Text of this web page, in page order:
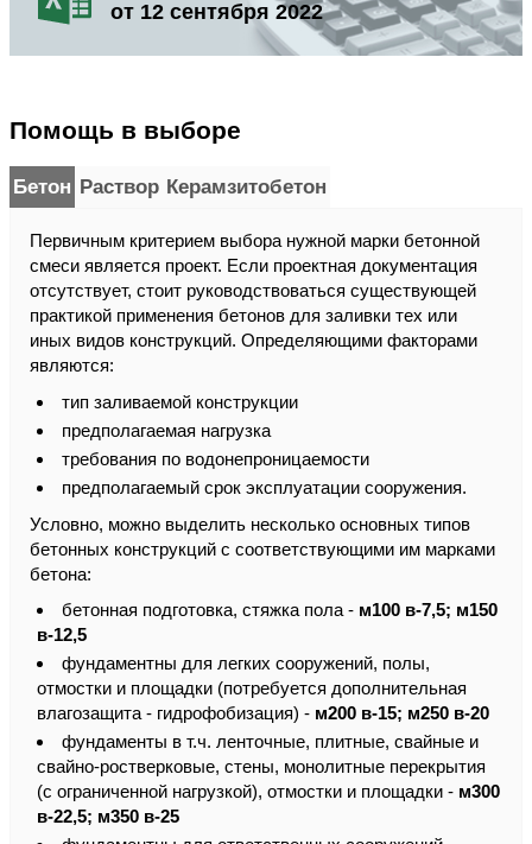
от 12 сентября 2022
Помощь в выборе
Бетон Раствор Керамзитобетон
Первичным критерием выбора нужной марки бетонной
смеси является проект. Если проектная документация
отсутствует, стоит руководствоваться существующей
практикой применения бетонов для заливки тех или
иных видов конструкций. Определяющими факторами
являются:
тип заливаемой конструкции
предполагаемая нагрузка
требования по водонепроницаемости
предполагаемый срок эксплуатации сооружения.
Условно, можно выделить несколько основных типов
бетонных конструкций с соответствующими им марками
бетона:
бетонная подготовка, стяжка пола - м100 в-7,5; м150
в-12,5
фундаментны для легких сооружений, полы,
отмостки и площадки (потребуется дополнительная
влагозащита - гидрофобизация) - м200 в-15; м250 в-20
фундаменты в т.ч. ленточные, плитные, свайные и
свайно-ростверковые, стены, монолитные перекрытия
(с ограниченной нагрузкой), отмостки и площадки - м300
в-22,5; м350 в-25